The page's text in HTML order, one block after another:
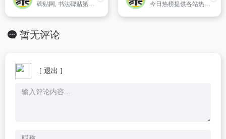
碑贴网, 书法碑贴第一门户， 汇集中国历代著名书法碑贴，历代著名书法家作品，为书法爱好者提供学习、探讨书法的交流平台。 今日热榜提供各站热榜聚合：微信、今日头条、百度、知乎、V2EX、微博、贴吧、豆瓣、天涯、虎扑、Github、抖音...追踪全网热点、简单高效阅读。
暂无评论
[ 退出 ]